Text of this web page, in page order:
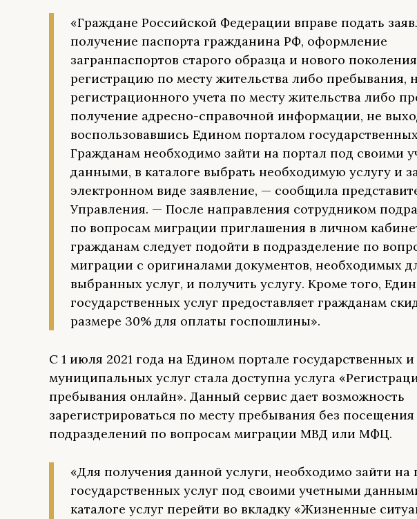
«Граждане Российской Федерации вправе подать
получение паспорта гражданина РФ, оформление
загранпаспортов старого образца и нового
регистрацию по месту жительства либо пребывания,
регистрационного учета по месту жительства либо
получение адресно-справочной информации, не
воспользовавшись Едином порталом
Гражданам необходимо зайти на портал под своими
данными, в каталоге выбрать необходимую услугу и
электронном виде заявление, — сообщила
Управления. — После направления сотрудником
по вопросам миграции приглашения в личном
гражданам следует подойти в подразделение по
миграции с оригиналами документов, необходимых
выбранных услуг, и получить услугу. Кроме того,
государственных услуг предоставляет гражданам
размере 30% для оплаты госпошлины».
С 1 июля 2021 года на Едином портале государственных и
муниципальных услуг стала доступна услуга
пребывания онлайн». Данный сервис дает возможность
зарегистрироваться по месту пребывания без посещения
подразделений по вопросам миграции МВД или МФЦ.
«Для получения данной услуги, необходимо зайти на
государственных услуг под своими учетными
каталоге услуг перейти во вкладку «Жизненные